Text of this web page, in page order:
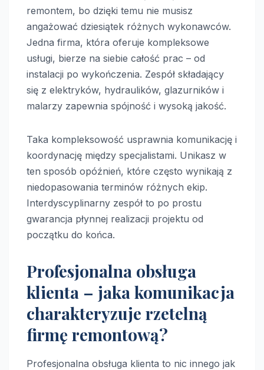
remontem, bo dzięki temu nie musisz
angażować dziesiątek różnych wykonawców.
Jedna firma, która oferuje kompleksowe
usługi, bierze na siebie całość prac – od
instalacji po wykończenia. Zespół składający
się z elektryków, hydraulików, glazurników i
malarzy zapewnia spójność i wysoką jakość.
Taka kompleksowość usprawnia komunikację i
koordynację między specjalistami. Unikasz w
ten sposób opóźnień, które często wynikają z
niedopasowania terminów różnych ekip.
Interdyscyplinarny zespół to po prostu
gwarancja płynnej realizacji projektu od
początku do końca.
Profesjonalna obsługa
klienta – jaka komunikacja
charakteryzuje rzetelną
firmę remontową?
Profesjonalna obsługa klienta to nic innego jak